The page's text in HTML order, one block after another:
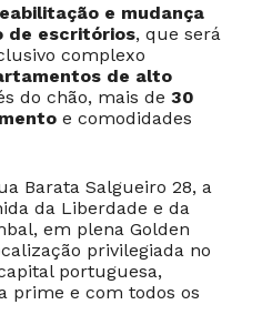
e mudança
de escritórios, que será
complexo
de alto
do chão, mais de 30
e comodidades
Barata Salgueiro 28, a
da Liberdade e da
em plena Golden
privilegiada no
portuguesa,
prime e com todos os